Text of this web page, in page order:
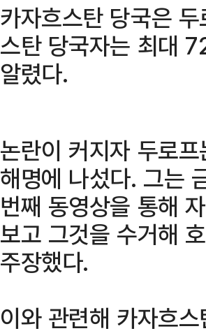
카자흐스탄 당국은
스탄 당국자는 최대
알렸다.
논란이 커지자 두로
해명에 나섰다. 그는
번째 동영상을 통해
보고 그것을 수거해
주장했다.
이와 관련해 카자흐